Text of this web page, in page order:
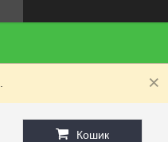
Кошик